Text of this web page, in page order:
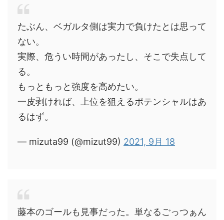
たぶん、ベガルタ側は実力で負けたとは思って
ない。
実際、危うい時間があったし、そこで失点して
る。
もっともっと強度を高めたい。
一皮剥ければ、上位を狙えるポテンシャルはあ
るはず。
— mizuta99 (@mizut99) 2021, 9月 18
藤本のゴールも見事だった。単なるごっつぁん